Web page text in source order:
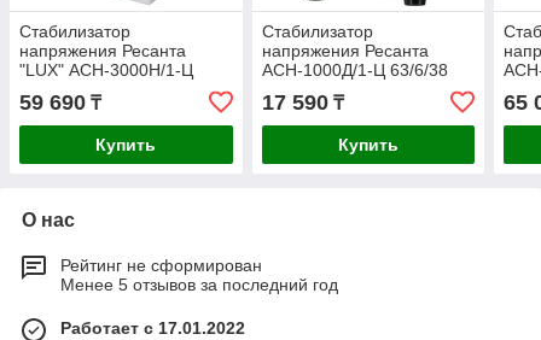
Стабилизатор
напряжения Ресанта
"LUX" АСН-3000Н/1-Ц
59 690 ₸
Купить
Стабилизатор
напряжения Ресанта
АСН-1000Д/1-Ц 63/6/38
17 590₸
Купить
65
О нас
Рейтинг не сформирован
Менее 5 отзывов за последний год
Работает с 17.01.2022